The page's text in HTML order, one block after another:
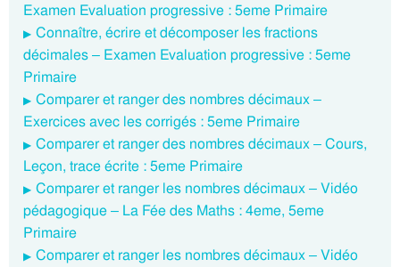
Examen Evaluation progressive : 5eme Primaire
Connaître, écrire et décomposer les fractions
décimales – Examen Evaluation progressive : 5eme
Primaire
Comparer et ranger des nombres décimaux –
Exercices avec les corrigés : 5eme Primaire
Comparer et ranger des nombres décimaux – Cours,
Leçon, trace écrite : 5eme Primaire
Comparer et ranger les nombres décimaux – Vidéo
pédagogique – La Fée des Maths : 4eme, 5eme
Primaire
Comparer et ranger les nombres décimaux – Vidéo